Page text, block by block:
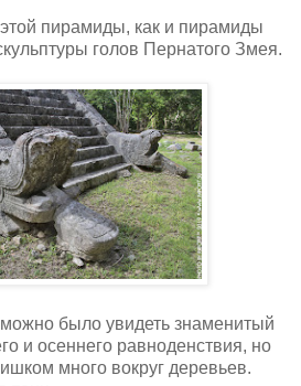
пирамиды, как и пирамиды
голов Пернатого Змея.
было увидеть знаменитый
и осеннего равноденствия, но
много вокруг деревьев.